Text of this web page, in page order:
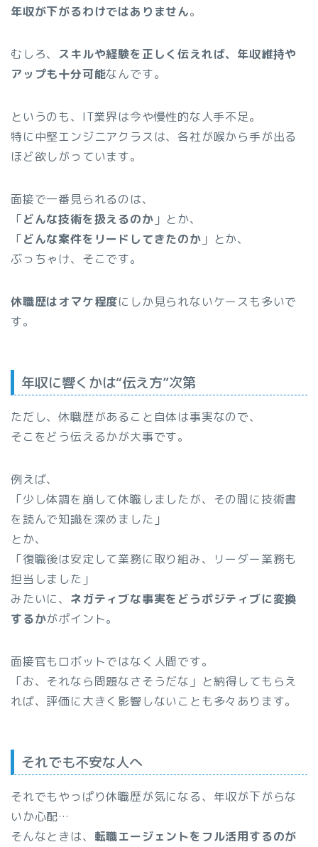
年収が下がるわけではありません。
むしろ、 スキルや経験を正しく伝えれば、年収維持や
アップも十分可能なんです。
というのも、IT業界は今や慢性的な人手不足。
特に中堅エンジニアクラスは、各社が喉から手が出る
ほど欲しがっています。
面接で一番見られるのは、
「どんな技術を扱えるのか 」とか、
「どんな案件をリードしてきたのか 」とか、
ぶっちゃけ、そこです。
休職歴はオマケ程度にしか見られないケースも多いで
す。
年収に響くかは“伝え方”次第
ただし、休職歴があること自体は事実なので、
そこをどう伝えるかが大事です。
例えば、
「少し体調を崩して休職しましたが、その間に技術書
を読んで知識を深めました」
とか、
「復職後は安定して業務に取り組み、リーダー業務も
担当しました」
みたいに、 ネガティブな事実をどうポジティブに変換
するかがポイント。
面接官もロボットではなく人間です。
「お、それなら問題なさそうだな」と納得してもらえ
れば、評価に大きく影響しないことも多々あります。
それでも不安な人へ
それでもやっぱり休職歴が気になる、年収が下がらな
いか心配…
そんなときは、 転職エージェントをフル活用するのが